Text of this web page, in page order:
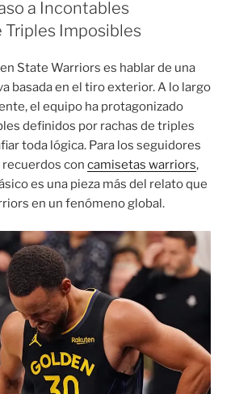
a Incontables
Imposibles
State Warriors es hablar de una
basada en el tiro exterior. A lo largo
el equipo ha protagonizado
definidos por rachas de triples
toda lógica. Para los seguidores
con camisetas warriors,
es una pieza más del relato que
en un fenómeno global.